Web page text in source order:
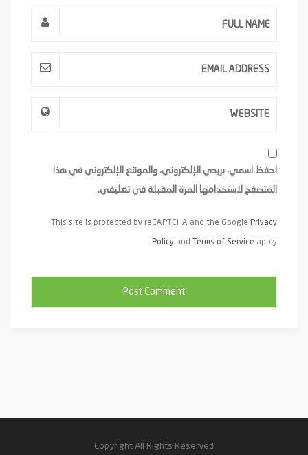
احفظ اسمي، بريدي الإلكتروني، والموقع الإلكتروني في هذا
المتصفح لاستخدامها المرة المقبلة في تعليقي.
This site is protected by reCAPTCHA and the Google Privacy
Policy and Terms of Service apply.
Copyright All Rights Reserved